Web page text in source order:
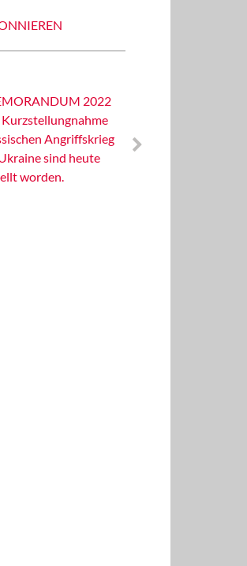
2022
Kurzstellungnahme
Angriffskrieg
sind heute
worden.